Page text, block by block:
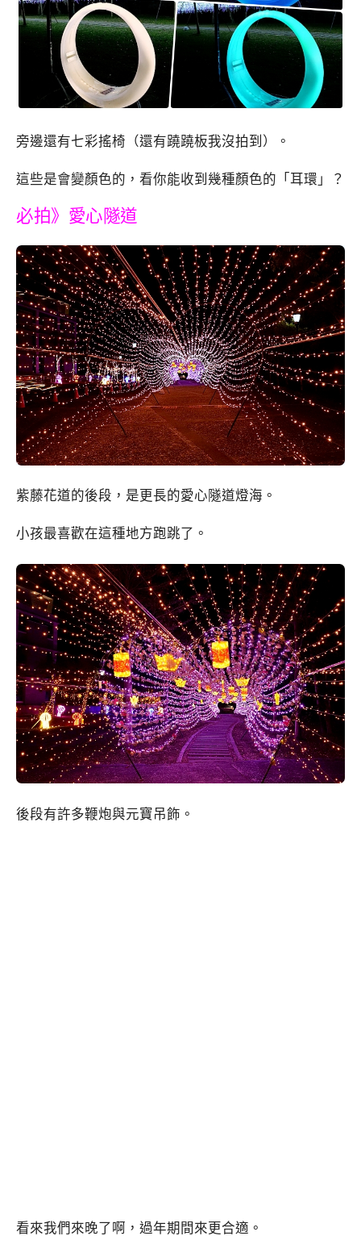
旁邊還有七彩搖椅（還有蹺蹺板我沒拍到）。
這些是會變顏色的，看你能收到幾種顏色的「耳環」？
必拍》愛心隧道
紫藤花道的後段，是更長的愛心隧道燈海。
小孩最喜歡在這種地方跑跳了。
後段有許多鞭炮與元寶吊飾。
看來我們來晚了啊，過年期間來更合適。